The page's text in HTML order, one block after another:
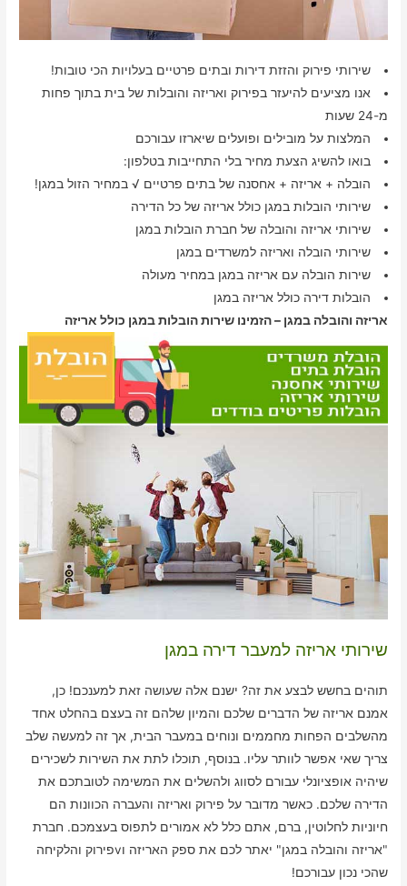
שירותי פירוק והזזת דירות ובתים פרטיים בעלויות הכי טובות!
אנו מציעים להיעזר בפירוק ואריזה והובלות של בית בתוך פחות
מ-24 שעות
המלצות על מובילים ופועלים שיארזו עבורכם
בואו להשיג הצעת מחיר בלי התחייבות בטלפון:
הובלה + אריזה + אחסנה של בתים פרטיים √ במחיר הזול במגן!
שירותי הובלות במגן כולל אריזה של כל הדירה
שירותי אריזה והובלה של חברת הובלות במגן
שירותי הובלה ואריזה למשרדים במגן
שירות הובלה עם אריזה במגן במחיר מעולה
הובלות דירה כולל אריזה במגן
אריזה והובלה במגן – הזמינו שירות הובלות במגן כולל אריזה
שירותי אריזה למעבר דירה במגן
תוהים בחשש לבצע את זה? ישנם אלה שעושה זאת למענכם! כן,
אמנם אריזה של הדברים שלכם והמיון שלהם זה בעצם בהחלט אחד
מהשלבים הפחות מחממים ונוחים במעבר הבית, אך זה למעשה שלב
צריך שאי אפשר לוותר עליו. בנוסף, תוכלו לתת את השירות לשכירים
שיהיה אופציונלי עבורם לסווג ולהשלים את המשימה לטובתכם את
הדירה שלכם. כאשר מדובר על פירוק ואריזה והעברה הכוונות הם
חיוניות לחלוטין, ברם, אתם כלל לא אמורים לתפוס בעצמכם. חברת
"אריזה והובלה במגן" יאתר לכם את ספק האריזה וvפירוק והלקיחה
שהכי נכון עבורכם!